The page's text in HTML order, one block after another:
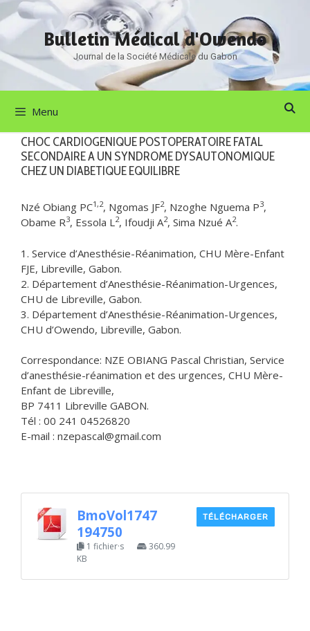
Aller
au
contenu
Bulletin Médical d'Owendo
Journal de la Société Médicale du Gabon
Menu
CHOC CARDIOGENIQUE POSTOPERATOIRE FATAL
SECONDAIRE A UN SYNDROME DYSAUTONOMIQUE
CHEZ UN DIABETIQUE EQUILIBRE
Nzé Obiang PC1,2, Ngomas JF2, Nzoghe Nguema P3,
Obame R3, Essola L2, Ifoudji A2, Sima Nzué A2.
1. Service d’Anesthésie-Réanimation, CHU Mère-Enfant
FJE, Libreville, Gabon.
2. Département d’Anesthésie-Réanimation-Urgences,
CHU de Libreville, Gabon.
3. Département d’Anesthésie-Réanimation-Urgences,
CHU d’Owendo, Libreville, Gabon.
Correspondance: NZE OBIANG Pascal Christian, Service
d’anesthésie-réanimation et des urgences, CHU Mère-
Enfant de Libreville,
BP 7411 Libreville GABON.
Tél : 00 241 04526820
E-mail : nzepascal@gmail.com
BmoVol1747
194750
1 fichier·s
360.99
KB
TÉLÉCHARGER